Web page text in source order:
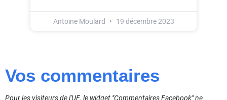
Antoine Moulard 19 décembre 2023
Vos commentaires
Pour les visiteurs de l'UE, le widget "Commentaires Facebook" ne